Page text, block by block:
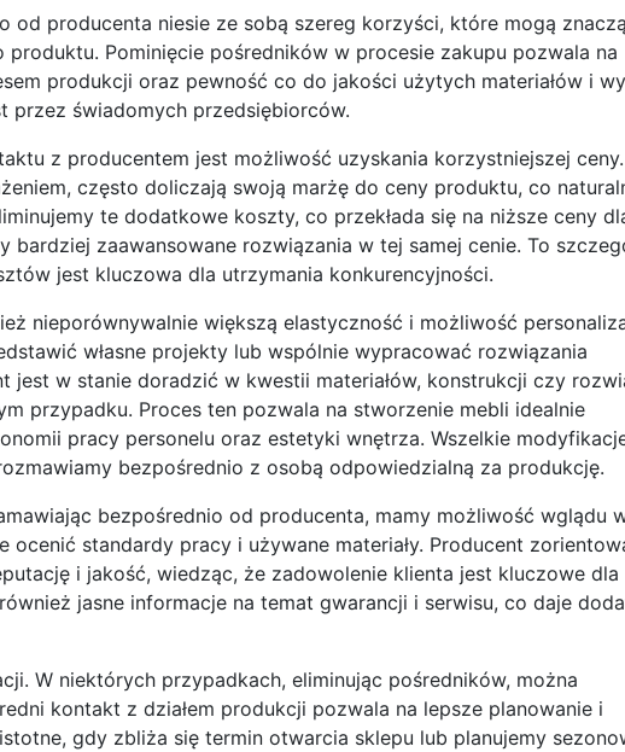
od producenta niesie ze sobą szereg korzyści, które mogą
produktu. Pominięcie pośredników w procesie zakupu pozwala na
produkcji oraz pewność co do jakości użytych materiałów i
przez świadomych przedsiębiorców.
z producentem jest możliwość uzyskania korzystniejszej ceny.
często doliczają swoją marżę do ceny produktu, co
te dodatkowe koszty, co przekłada się na niższe ceny
bardziej zaawansowane rozwiązania w tej samej cenie. To
jest kluczowa dla utrzymania konkurencyjności.
nieporównywalnie większą elastyczność i możliwość
własne projekty lub wspólnie wypracować rozwiązania
jest w stanie doradzić w kwestii materiałów, konstrukcji czy
przypadku. Proces ten pozwala na stworzenie mebli idealnie
pracy personelu oraz estetyki wnętrza. Wszelkie
bezpośrednio z osobą odpowiedzialną za produkcję.
bezpośrednio od producenta, mamy możliwość wglądu
standardy pracy i używane materiały. Producent
i jakość, wiedząc, że zadowolenie klienta jest kluczowe dla
jasne informacje na temat gwarancji i serwisu, co daje
W niektórych przypadkach, eliminując pośredników, można
kontakt z działem produkcji pozwala na lepsze planowanie i
gdy zbliża się termin otwarcia sklepu lub planujemy